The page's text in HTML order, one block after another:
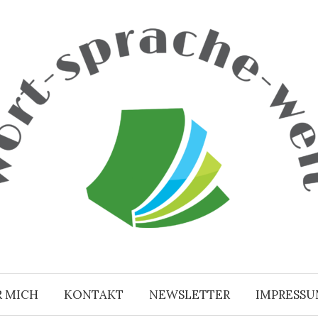
MICH KONTAKT NEWSLETTER